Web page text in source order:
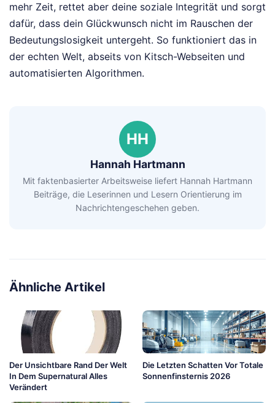
mehr Zeit, rettet aber deine soziale Integrität und sorgt
dafür, dass dein Glückwunsch nicht im Rauschen der
Bedeutungslosigkeit untergeht. So funktioniert das in
der echten Welt, abseits von Kitsch-Webseiten und
automatisierten Algorithmen.
HH
Hannah Hartmann
Mit faktenbasierter Arbeitsweise liefert Hannah Hartmann
Beiträge, die Leserinnen und Lesern Orientierung im
Nachrichtengeschehen geben.
Ähnliche Artikel
Der Unsichtbare Rand Der Welt
In Dem Supernatural Alles
Verändert
Die Letzten Schatten Vor Totale
Sonnenfinsternis 2026